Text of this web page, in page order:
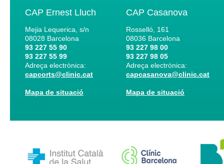
CAP Ernest Lluch
Mejia Lequerica, s/n
08028 Barcelona
93 227 55 90
93 227 55 99
Adreça electrònica:
capcorts@clinic.cat
Mapa de situació
CAP Casanova
Rosselló, 161
08036 Barcelona
93 227 98 00
93 227 98 05
Adreça electrònica:
capcasanova@clinic.cat
Mapa de situació